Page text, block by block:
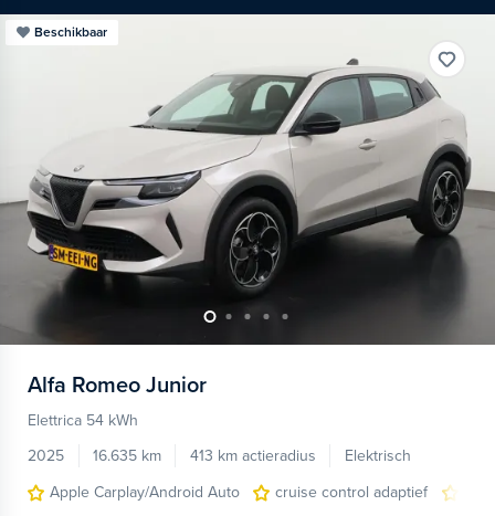
Beschikbaar
Alfa Romeo Junior
Elettrica 54 kWh
2025
16.635 km 413 km actieradius
Elektrisch
Apple Carplay/Android Auto
cruise control adaptief